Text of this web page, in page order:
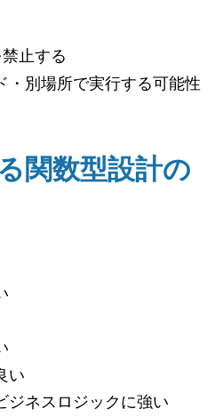
止する
・別場所で実行する可能性
関数型設計の
い
ジネスロジックに強い